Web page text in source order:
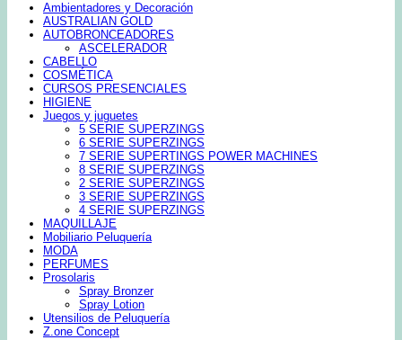
Ambientadores y Decoración
AUSTRALIAN GOLD
AUTOBRONCEADORES
ASCELERADOR
CABELLO
COSMÉTICA
CURSOS PRESENCIALES
HIGIENE
Juegos y juguetes
5 SERIE SUPERZINGS
6 SERIE SUPERZINGS
7 SERIE SUPERTINGS POWER MACHINES
8 SERIE SUPERZINGS
2 SERIE SUPERZINGS
3 SERIE SUPERZINGS
4 SERIE SUPERZINGS
MAQUILLAJE
Mobiliario Peluquería
MODA
PERFUMES
Prosolaris
Spray Bronzer
Spray Lotion
Utensilios de Peluquería
Z.one Concept